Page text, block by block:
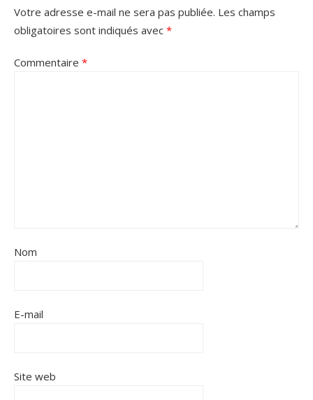
Votre adresse e-mail ne sera pas publiée. Les champs
obligatoires sont indiqués avec *
Commentaire *
Nom
E-mail
Site web